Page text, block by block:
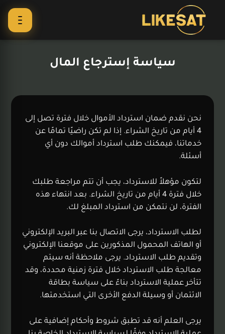
سياسة إسترجاع المال
نحن نقدم ضمان استرداد الأموال خلال فترة تصل إلى
4 أيام من تاريخ الشراء. إذا لم تكن راضيًا تمامًا عن
خدماتنا، فيمكنك طلب استرداد أموالك دون أي
أسئلة.
لتكون مؤهلاً للاسترداد، يجب أن تتم مراجعة طلبك
خلال فترة 4 أيام من تاريخ الشراء. بعد انتهاء هذه
الفترة، لن نتمكن من استرداد المبلغ لك.
لطلب الاسترداد، يرجى الاتصال بنا عبر البريد الإلكتروني
أو الهاتف المحمول المذكورين على موقعنا الإلكتروني
وتقديم طلب الاسترداد. يرجى ملاحظة أنه سيتم
معالجة طلب الاسترداد خلال فترة زمنية محددة، وقد
تتأخر عملية الاسترداد بناءً على سياسة بطاقة
الائتمان أو وسيلة الدفع الأخرى التي استخدمتها.
يرجى العلم أنه قد تطبق شروط وأحكام إضافية على